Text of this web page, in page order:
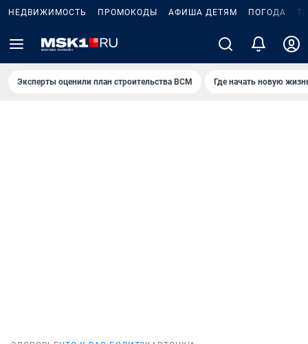
НЕДВИЖИМОСТЬ ПРОМОКОДЫ АФИША ДЕТЯМ ПОГОДА
Эксперты оценили план строительства ВСМ Где начать новую